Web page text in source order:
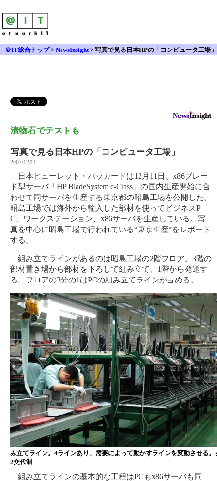
＠IT総合トップ> NewsInsight> 写真で見る日本HPの「コンピュータ工場」
漬物石でテストも
写真で見る日本HPの「コンピュータ工場」
2007/12/11
日本ヒューレット・パッカードは12月11日、x86ブレー
ド型サーバ「HP BladeSystem c-Class」の国内生産開始に合
わせて同サーバを生産する東京都の昭島工場を公開した。
昭島工場では海外から輸入した部材を使ってビジネスP
C、ワークステーション、x86サーバを生産している。写
真を中心に昭島工場で行われている“東京生産”をレポート
する。
組み立てラインがあるのは昭島工場の2階フロア。3階の
部材置き場から部材を下ろして組み立て、1階から発送す
る。フロアの3分の1はPCの組み立てラインが占める。
み立てライン。4ラインあり、需要によって動かすラインを変動させる。
2交代制
組み立てラインの基本的な工程はPCもx86サーバも同